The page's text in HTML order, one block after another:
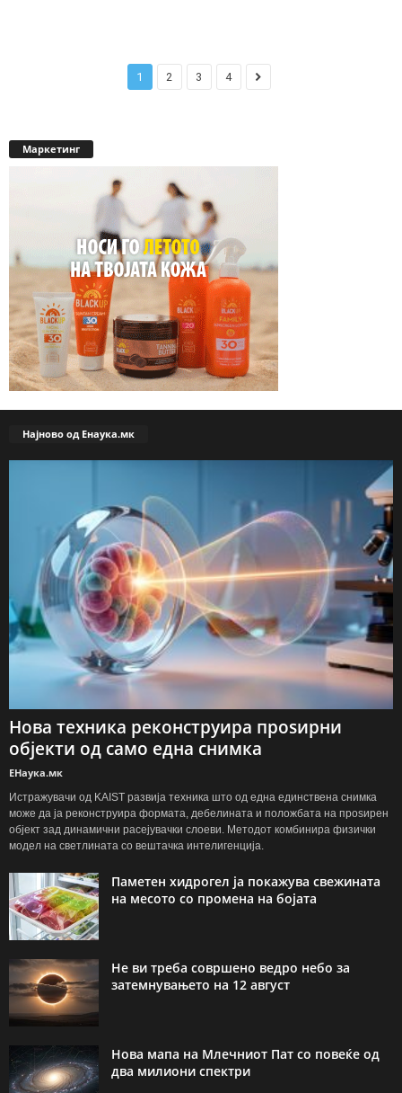
1 2 3 4
Маркетинг
Најново од Енаука.мк
Нова техника реконструира проѕирни
објекти од само една снимка
ЕНаука.мк
Истражувачи од KAIST развија техника што од една единствена снимка
може да ја реконструира формата, дебелината и положбата на проѕирен
објект зад динамични расејувачки слоеви. Методот комбинира физички
модел на светлината со вештачка интелигенција.
Паметен хидрогел ја покажува свежината
на месото со промена на бојата
Не ви треба совршено ведро небо за
затемнувањето на 12 август
Нова мапа на Млечниот Пат со повеќе од
два милиони спектри